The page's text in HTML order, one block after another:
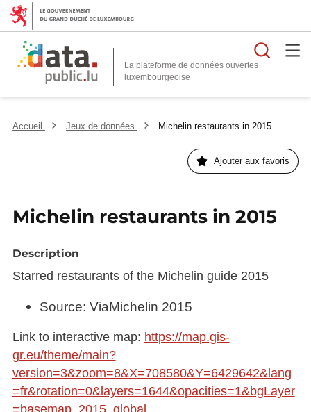
La plateforme de données ouvertes
Accueil Jeux de données Michelin restaurants in 2015
Ajouter aux favoris
Michelin restaurants in 2015
Description
Starred restaurants of the Michelin guide 2015
Source: ViaMichelin 2015
Link to interactive map: https://map.gis-
gr.eu/theme/main?
version=3&zoom=8&X=708580&Y=6429642&lang
=fr&rotation=0&layers=1644&opacities=1&bgLayer
=basemap_2015_global